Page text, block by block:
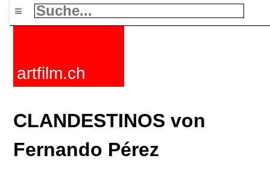
≡
artfilm.ch
CLANDESTINOS von
Fernando Pérez